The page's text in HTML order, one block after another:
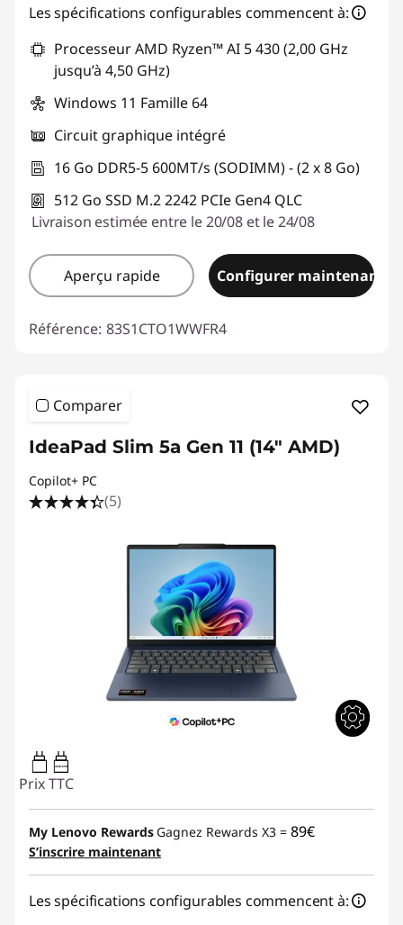
Les spécifications configurables commencent à:
Processeur AMD Ryzen™ AI 5 430 (2,00 GHz
jusqu’à 4,50 GHz)
Windows 11 Famille 64
Circuit graphique intégré
16 Go DDR5-5 600MT/s (SODIMM) - (2 x 8 Go)
512 Go SSD M.2 2242 PCIe Gen4 QLC
Livraison estimée entre le 20/08 et le 24/08
Aperçu rapide Configurer maintenant
Référence: 83S1CTO1WWFR4
Comparer
IdeaPad Slim 5a Gen 11 (14" AMD)
Copilot+ PC
(5)
45W-65W
Prix TTC
My Lenovo Rewards Gagnez Rewards X3 = 89€
S’inscrire maintenant
Les spécifications configurables commencent à: